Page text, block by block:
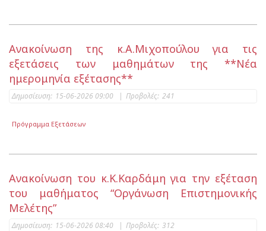
Ανακοίνωση της κ.Α.Μιχοπούλου για τις
εξετάσεις των μαθημάτων της **Νέα
ημερομηνία εξέτασης**
Δημοσίευση: 15-06-2026 09:00 | Προβολές: 241
Πρόγραμμα Εξετάσεων
Ανακοίνωση του κ.Κ.Καρδάμη για την εξέταση
του μαθήματος “Οργάνωση Επιστημονικής
Μελέτης”
Δημοσίευση: 15-06-2026 08:40 | Προβολές: 312